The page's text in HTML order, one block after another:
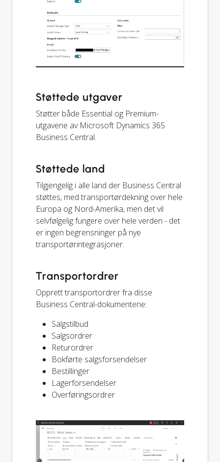
Støttede utgaver
Støtter både Essential og Premium-
utgavene av Microsoft Dynamics 365
Business Central.
Støttede land
Tilgjengelig i alle land der Business Central
støttes, med transportørdekning over hele
Europa og Nord-Amerika, men det vil
selvfølgelig fungere over hele verden - det
er ingen begrensninger på nye
transportørintegrasjoner.
Transportordrer
Opprett transportordrer fra disse
Business Central-dokumentene:
Salgstilbud
Salgsordrer
Returordrer
Bokførte salgsforsendelser
Bestillinger
Lagerforsendelser
Overføringsordrer